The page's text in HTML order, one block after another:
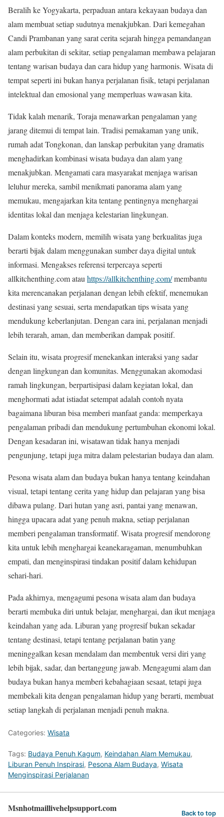
Beralih keYogyakarta, perpaduan antara kekayaan budaya dan
alam membuat setiap sudutnya menakjubkan. Dari kemegahan
Candi Prambanan yang sarat cerita sejarah hingga pemandangan
alam perbukitan di sekitar, setiap pengalaman membawa pelajaran
tentang warisan budaya dan cara hidup yang harmonis. Wisata di
tempat seperti ini bukan hanya perjalanan fisik, tetapi perjalanan
intelektual dan emosional yang memperluas wawasan kita.
Tidak kalah menarik, Toraja menawarkan pengalaman yang
jarang ditemui di tempat lain. Tradisi pemakaman yang unik,
rumah adat Tongkonan, dan lanskap perbukitan yang dramatis
menghadirkan kombinasi wisata budaya dan alam yang
menakjubkan. Mengamati cara masyarakat menjaga warisan
leluhur mereka, sambil menikmati panorama alam yang
memukau, mengajarkan kita tentang pentingnya menghargai
identitas lokal dan menjaga kelestarian lingkungan.
Dalam konteks modern, memilih wisata yang berkualitas juga
berarti bijak dalam menggunakan sumber daya digital untuk
informasi. Mengakses referensi terpercaya seperti
allkitchenthing.com atau https://allkitchenthing.com/membantu
kita merencanakan perjalanan dengan lebih efektif, menemukan
destinasi yang sesuai, serta mendapatkan tips wisata yang
mendukung keberlanjutan. Dengan cara ini, perjalanan menjadi
lebih terarah, aman, dan memberikan dampak positif.
Selain itu, wisata progresif menekankan interaksi yang sadar
dengan lingkungan dan komunitas. Menggunakan akomodasi
ramah lingkungan, berpartisipasi dalam kegiatan lokal, dan
menghormati adat istiadat setempat adalah contoh nyata
bagaimana liburan bisa memberi manfaat ganda: memperkaya
pengalaman pribadi dan mendukung pertumbuhan ekonomi lokal.
Dengan kesadaran ini, wisatawan tidak hanya menjadi
pengunjung, tetapi juga mitra dalam pelestarian budaya dan alam.
Pesona wisata alam dan budaya bukan hanya tentang keindahan
visual, tetapi tentang cerita yang hidup dan pelajaran yang bisa
dibawa pulang. Dari hutan yang asri, pantai yang menawan,
hingga upacara adat yang penuh makna, setiap perjalanan
memberi pengalaman transformatif. Wisata progresif mendorong
kita untuk lebih menghargai keanekaragaman, menumbuhkan
empati, dan menginspirasi tindakan positif dalam kehidupan
sehari-hari.
Pada akhirnya, mengagumi pesona wisata alam dan budaya
berarti membuka diri untuk belajar, menghargai, dan ikut menjaga
keindahan yang ada. Liburan yang progresif bukan sekadar
tentang destinasi, tetapi tentang perjalanan batin yang
meninggalkan kesan mendalam dan membentuk versi diri yang
lebih bijak, sadar, dan bertanggung jawab. Mengagumi alam dan
budaya bukan hanya memberi kebahagiaan sesaat, tetapi juga
membekali kita dengan pengalaman hidup yang berarti, membuat
setiap langkah di perjalanan menjadi penuh makna.
Categories: Wisata
Tags: Budaya Penuh Kagum, Keindahan Alam Memukau,
Liburan Penuh Inspirasi, Pesona Alam Budaya, Wisata
Menginspirasi Perjalanan
Msnhotmaillivehelpsupport.com Back to top